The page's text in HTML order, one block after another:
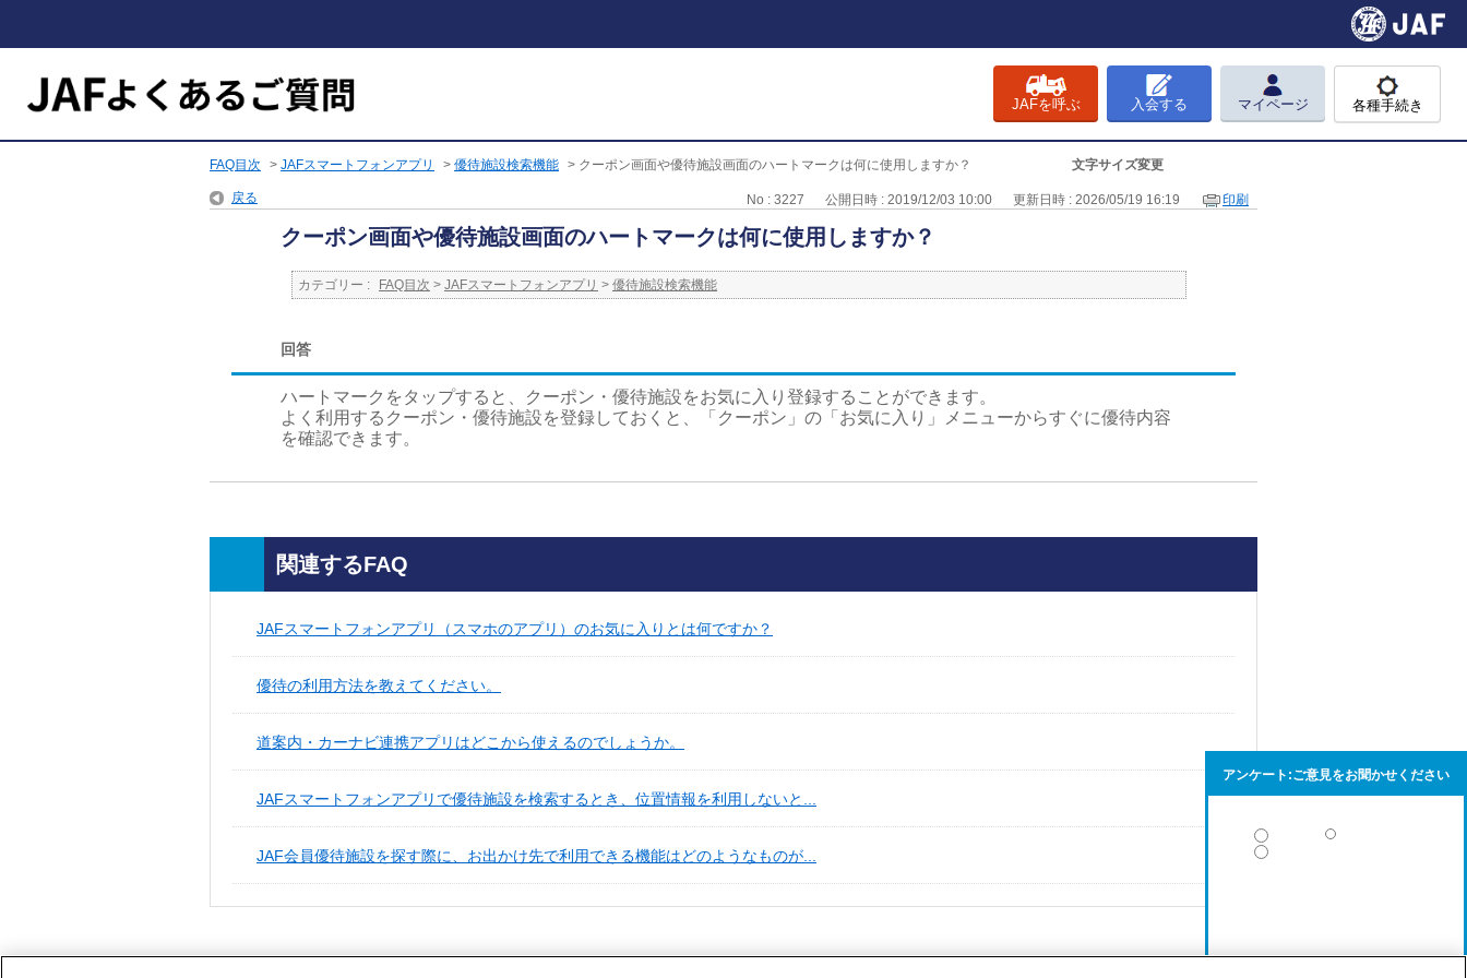
JAFを呼ぶ 入会する マイページ 各種手続き
文字サイズ変更
FAQ目次 > JAFスマートフォンアプリ > 優待施設検索機能 > クーポン画面や優待施設画面のハートマークは何に使用しますか？
戻る No : 3227 公開日時 : 2019/12/03 10:00 更新日時 : 2026/05/19 16:19 印刷
クーポン画面や優待施設画面のハートマークは何に使用しますか？
カテゴリー : FAQ目次 > JAFスマートフォンアプリ > 優待施設検索機能
回答
ハートマークをタップすると、クーポン・優待施設をお気に入り登録することができます。
よく利用するクーポン・優待施設を登録しておくと、「クーポン」の「お気に入り」メニューからすぐに優待内容
を確認できます。
関連するFAQ
JAFスマートフォンアプリ（スマホのアプリ）のお気に入りとは何ですか？
優待の利用方法を教えてください。
道案内・カーナビ連携アプリはどこから使えるのでしょうか。
JAFスマートフォンアプリで優待施設を検索するとき、位置情報を利用しないと...
JAF会員優待施設を探す際に、お出かけ先で利用できる機能はどのようなものが...
アンケート:ご意見をお聞かせください